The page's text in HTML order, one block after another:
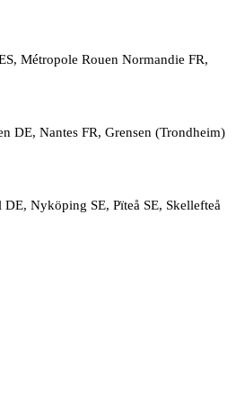
Métropole Rouen Normandie FR,
DE, Nantes FR, Grensen (Trondheim)
Nyköping SE, Pïteå SE, Skellefteå